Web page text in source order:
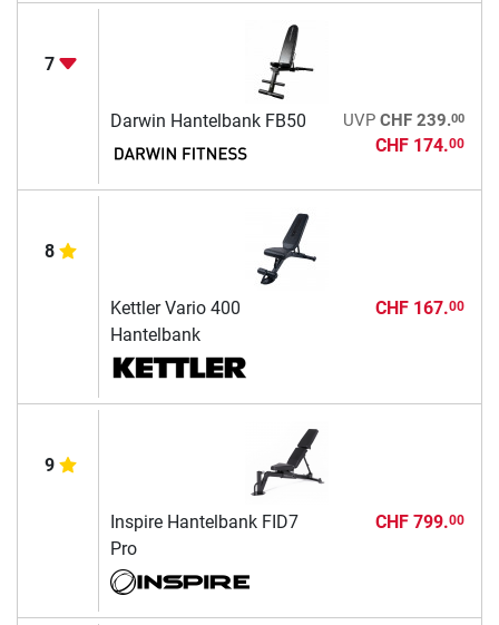
7
Darwin Hantelbank FB50 UVP CHF 239.00
CHF 174.00
8
Kettler Vario 400
Hantelbank
CHF 167.00
9
Inspire Hantelbank FID7
Pro
CHF 799.00